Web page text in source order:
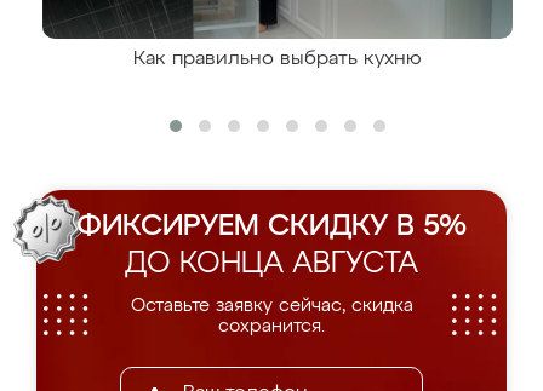
Как правильно выбрать кухню
ФИКСИРУЕМ СКИДКУ В 5%
ДО КОНЦА АВГУСТА
Оставьте заявку сейчас, скидка
сохранится.